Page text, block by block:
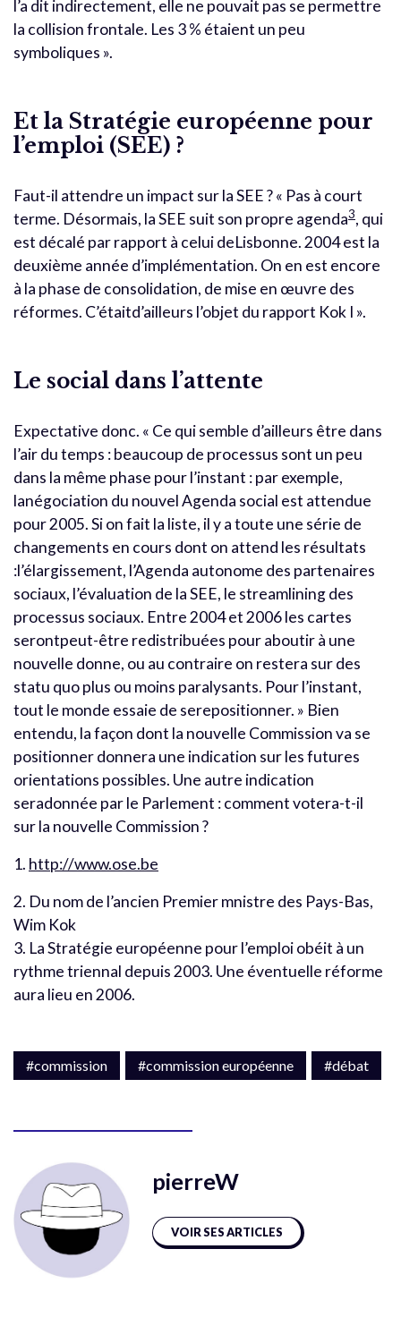
l’a dit indirectement, elle ne pouvait pas se permettre
la collision frontale. Les 3 % étaient un peu
symboliques ».
Et la Stratégie européenne pour
l’emploi (SEE) ?
Faut-il attendre un impact sur la SEE ? « Pas à court
terme. Désormais, la SEE suit son propre agenda3, qui
est décalé par rapport à celui deLisbonne. 2004 est la
deuxième année d’implémentation. On en est encore
à la phase de consolidation, de mise en œuvre des
réformes. C’étaitd’ailleurs l’objet du rapport Kok I ».
Le social dans l’attente
Expectative donc. « Ce qui semble d’ailleurs être dans
l’air du temps : beaucoup de processus sont un peu
dans la même phase pour l’instant : par exemple,
lanégociation du nouvel Agenda social est attendue
pour 2005. Si on fait la liste, il y a toute une série de
changements en cours dont on attend les résultats
:l’élargissement, l’Agenda autonome des partenaires
sociaux, l’évaluation de la SEE, le streamlining des
processus sociaux. Entre 2004 et 2006 les cartes
serontpeut-être redistribuées pour aboutir à une
nouvelle donne, ou au contraire on restera sur des
statu quo plus ou moins paralysants. Pour l’instant,
tout le monde essaie de serepositionner. » Bien
entendu, la façon dont la nouvelle Commission va se
positionner donnera une indication sur les futures
orientations possibles. Une autre indication
seradonnée par le Parlement : comment votera-t-il
sur la nouvelle Commission ?
1. http://www.ose.be
2. Du nom de l’ancien Premier mnistre des Pays-Bas,
Wim Kok
3. La Stratégie européenne pour l’emploi obéit à un
rythme triennal depuis 2003. Une éventuelle réforme
aura lieu en 2006.
#commission #commission européenne #débat
pierreW
VOIR SES ARTICLES